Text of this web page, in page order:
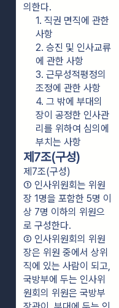
의한다.
1. 직권 면직에 관한
사항
2. 승진 및 인사교류
에 관한 사항
3. 근무성적평정의
조정에 관한 사항
4. 그 밖에 부대의
장이 공정한 인사관
리를 위하여 심의에
부치는 사항
제7조(구성)
제7조(구성)
① 인사위원회는 위원
장 1명을 포함한 5명 이
상 7명 이하의 위원으
로 구성한다.
② 인사위원회의 위원
장은 위원 중에서 상위
직에 있는 사람이 되고,
국방부에 두는 인사위
원회의 위원은 국방부